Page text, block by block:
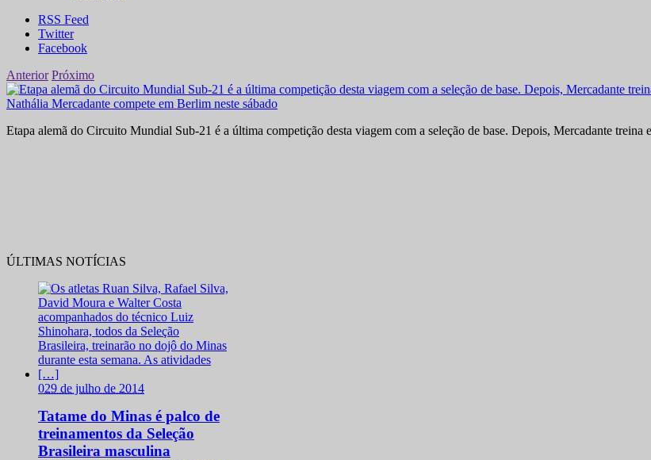
RSS Feed
Twitter
Facebook
Anterior Próximo
Nathália Mercadante compete em Berlim neste sábado
Etapa alemã do Circuito Mundial Sub-21 é a última competição desta viagem com a seleção de base. Depois, Mercadante
ÚLTIMAS NOTÍCIAS
029 de julho de 2014
Tatame do Minas é palco de
treinamentos da Seleção
Brasileira masculina